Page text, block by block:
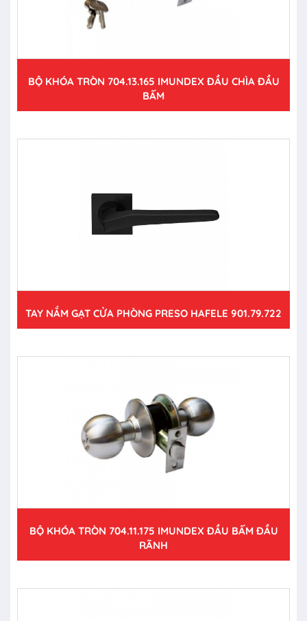
BỘ KHÓA TRÒN 704.13.165 IMUNDEX ĐẦU CHÌA ĐẦU
BẤM
TAY NẮM GẠT CỬA PHÒNG PRESO HAFELE 901.79.722
BỘ KHÓA TRÒN 704.11.175 IMUNDEX ĐẦU BẤM ĐẦU
RÃNH